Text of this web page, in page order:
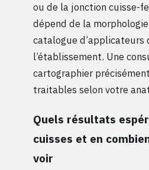
ou de la jonction cuisse-
dépend de la
catalogue d’applicateurs
l’établissement. Une
cartographier
traitables selon votre
Quels résultats
cuisses et en
voir